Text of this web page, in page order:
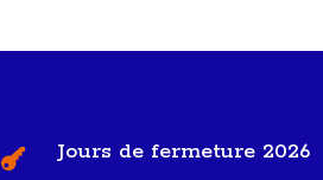
 Jours de fermeture 2026